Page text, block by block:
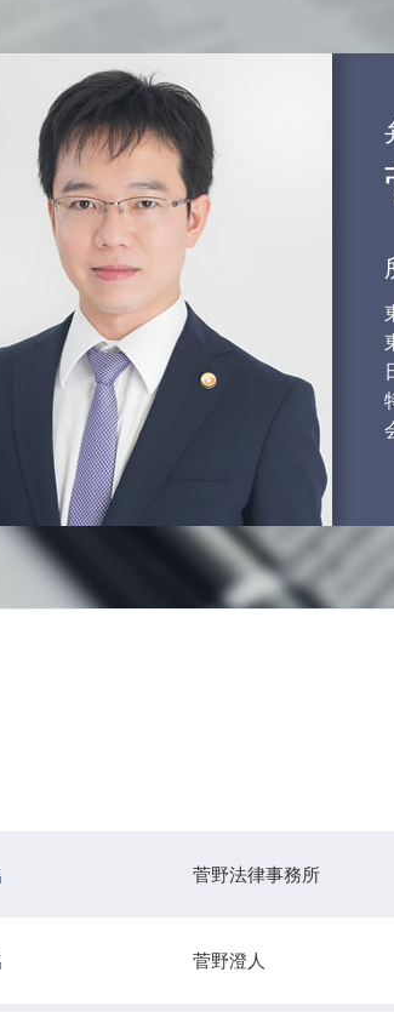
介助 事故
事故 医療過誤 医療ミス 違い
過誤 調査
ープ ホーム 事故
事故 医療過誤
事故 介護
過誤とは
問題 相談 弁護士 杉並区
相談 弁護士 渋谷区
相談 弁護士 目黒区
相談 弁護士 杉並区
事故 相談 弁護士 新宿区
整理 相談 弁護士 目黒区
相談 弁護士 新宿区
事故 相談 弁護士 目黒区
相談 弁護士 杉並区
問題 相談 弁護士 渋谷区
菅野法律事務所
菅野澄人